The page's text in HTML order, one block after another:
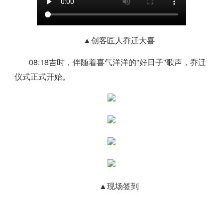
▲创客匠人乔迁大喜
08:18吉时，伴随着喜气洋洋的"好日子"歌声，乔迁
仪式正式开始。
▲现场签到